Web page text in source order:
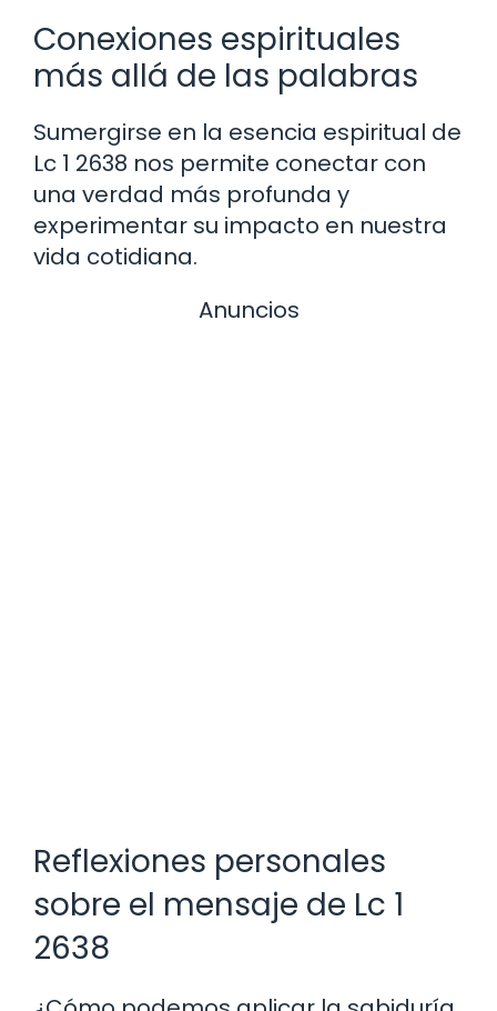
Conexiones espirituales
más allá de las palabras
Sumergirse en la esencia espiritual de
Lc 1 2638 nos permite conectar con
una verdad más profunda y
experimentar su impacto en nuestra
vida cotidiana.
Anuncios
Reflexiones personales
sobre el mensaje de Lc 1
2638